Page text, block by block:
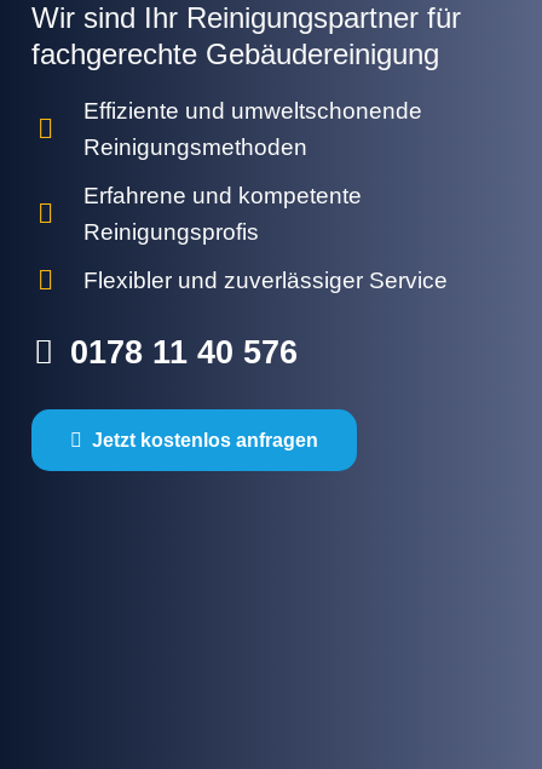
Wir sind Ihr Reinigungspartner für
fachgerechte Gebäudereinigung
Effiziente und umweltschonende
Reinigungsmethoden
Erfahrene und kompetente
Reinigungsprofis
Flexibler und zuverlässiger Service
0178 11 40 576
Jetzt kostenlos anfragen